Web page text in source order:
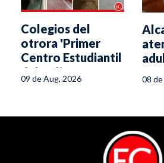
Colegios del
otrora 'Primer
Centro Estudiantil
del Tolima' se
caen a pedazos
09 de Aug, 2026 08